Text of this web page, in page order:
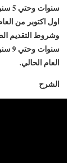
اول اكتوبر من
العام الحالي.
الشرح